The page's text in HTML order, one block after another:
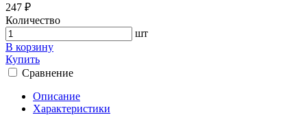
247 ₽
Количество
шт
В корзину
Купить
Сравнение
Описание
Характеристики